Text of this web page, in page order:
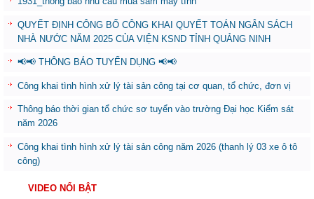
QUYẾT ĐỊNH CÔNG BỐ CÔNG KHAI QUYẾT TOÁN NGÂN SÁCH
NHÀ NƯỚC NĂM 2025 CỦA VIỆN KSND TỈNH QUẢNG NINH
📢📢 THÔNG BÁO TUYỂN DỤNG 📢📢
Công khai tình hình xử lý tài sản công tại cơ quan, tổ chức, đơn vị
Thông báo thời gian tổ chức sơ tuyển vào trường Đại học Kiểm sát
năm 2026
Công khai tình hình xử lý tài sản công năm 2026 (thanh lý 03 xe ô tô
công)
VIDEO NỔI BẬT